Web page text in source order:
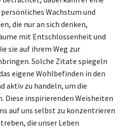
Wachstum und
die nur an sich denken,
mit Entschlossenheit und
sie auf ihrem Weg zur
Solche Zitate spiegeln
eigene Wohlbefinden in den
aktiv zu handeln, um die
Diese inspirierenden Weisheiten
auf uns selbst zu konzentrieren
die unser Leben